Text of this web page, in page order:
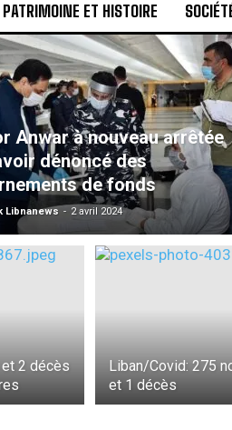
PATRIMOINE ET HISTOIRE
Anwar à nouveau arrêtée
dénoncé des
de fonds
Libnanews - 2 avril 2024
2 décès
Liban/Covid: 275
et 1 décès